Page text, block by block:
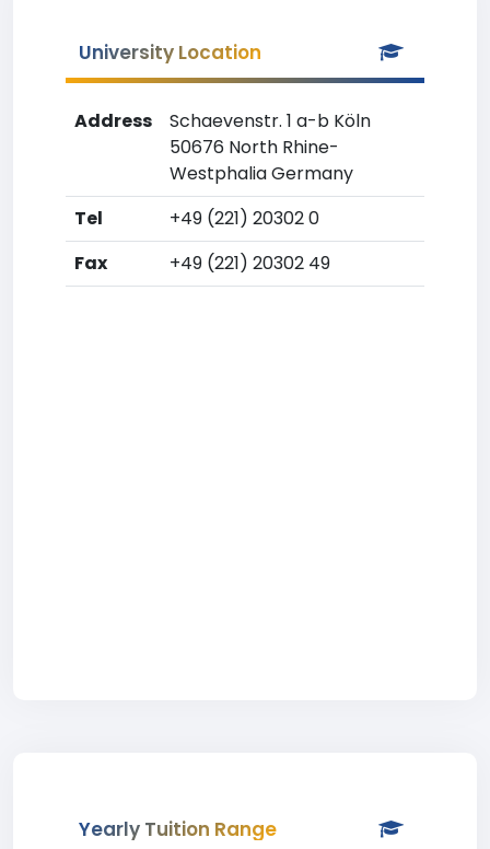
University Location
Address
Schaevenstr. 1 a-b Köln
50676 North Rhine-
Westphalia Germany
Tel
+49 (221) 20302 0
Fax
+49 (221) 20302 49
Yearly Tuition Range